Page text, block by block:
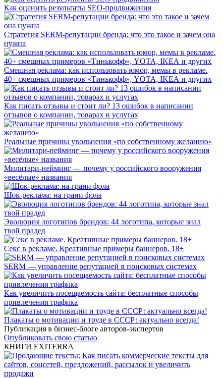
Как оценить результаты SEO-продвижения
Стратегия SERM-репутации бренда: что это такое и зачем она
нужна
Смешная реклама: как использовать юмор, мемы в рекламе.
40+ смешных примеров «Тинькофф», YOTA, IKEA и других
Как писать отзывы и стоит ли? 13 ошибок в написании
отзывов о компании, товарах и услугах
Реальные причины увольнения «по собственному желанию»
Милитари-нейминг — почему у российского вооружения
«весёлые» названия
Шок-реклама: на грани фола
Эволюция логотипов брендов: 44 логотипа, которые знал
твой прадед
Секс в рекламе. Креативные примеры баннеров. 18+
SERM — управление репутацией в поисковых системах
Как увеличить посещаемость сайта: бесплатные способы
привлечения трафика
Плакаты о мотивации и труде в СССР: актуально всегда!
Публикация в бизнес-блоге авторов-экспертов
Опубликовать свою статью
КНИГИ EXITERRA